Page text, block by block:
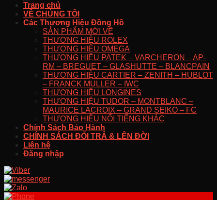
Trang chủ
VỀ CHÚNG TÔI
Các Thương Hiệu Đồng Hồ
SẢN PHẨM MỚI VỀ
THƯƠNG HIỆU ROLEX
THƯƠNG HIỆU OMEGA
THƯƠNG HIỆU PATEK – VARCHERON – AP-
RM – BREGUET – GLASHUTTE – BLANCPAIN
THƯƠNG HIỆU CARTIER – ZENITH – HUBLOT
– FRANCK MULLER – IWC
THƯƠNG HIỆU LONGINES
THƯƠNG HIỆU TUDOR – MONTBLANC –
MAURICE LACROIX – GRAND SEIKO – FC
THƯƠNG HIỆU NỔI TIẾNG KHÁC
Chính Sách Bảo Hành
CHÍNH SÁCH ĐỔI TRẢ & LÊN ĐỜI
Liên hệ
Đăng nhập